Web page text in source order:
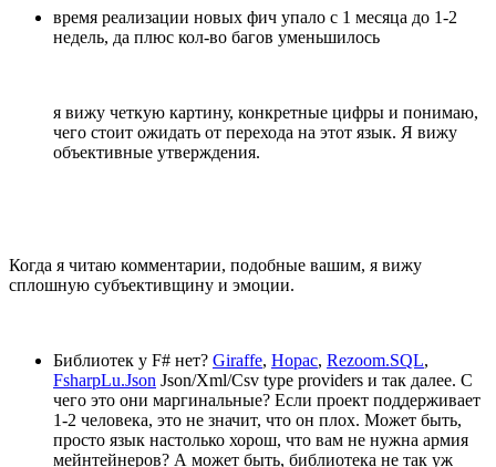
время реализации новых фич упало с 1 месяца до 1-2
недель, да плюс кол-во багов уменьшилось
я вижу четкую картину, конкретные цифры и понимаю,
чего стоит ожидать от перехода на этот язык. Я вижу
объективные утверждения.
Когда я читаю комментарии, подобные вашим, я вижу
сплошную субъективщину и эмоции.
Библиотек у F# нет? Giraffe, Hopac, Rezoom.SQL,
FsharpLu.Json Json/Xml/Csv type providers и так далее. С
чего это они маргинальные? Если проект поддерживает
1-2 человека, это не значит, что он плох. Может быть,
просто язык настолько хорош, что вам не нужна армия
мейнтейнеров? А может быть, библиотека не так уж